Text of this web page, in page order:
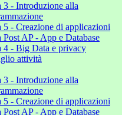
3 - Introduzione alla
5 - Creazione di applicazioni
Post AP - App e Database
4 - Big Data e privacy
attività
3 - Introduzione alla
5 - Creazione di applicazioni
Post AP - App e Database